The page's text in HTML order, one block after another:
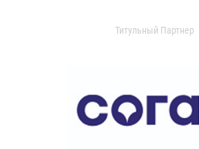
Титульный Партнер